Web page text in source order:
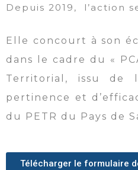
Depuis 2019, l’action
Elle concourt à son
dans le cadre du «
Territorial, issu de
pertinence et
du PETR du Pays de
Télécharger le formulaire